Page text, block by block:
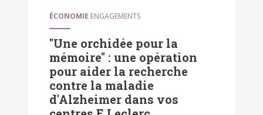
ÉCONOMIE ENGAGEMENTS
"Une orchidée pour la
mémoire" : une opération
pour aider la recherche
contre la maladie
d'Alzheimer dans vos